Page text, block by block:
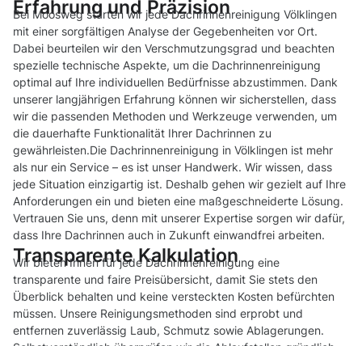
Erfahrung und Präzision
Bei Moosweg starten wir jede Dachrinnenreinigung Völklingen
mit einer sorgfältigen Analyse der Gegebenheiten vor Ort.
Dabei beurteilen wir den Verschmutzungsgrad und beachten
spezielle technische Aspekte, um die Dachrinnenreinigung
optimal auf Ihre individuellen Bedürfnisse abzustimmen. Dank
unserer langjährigen Erfahrung können wir sicherstellen, dass
wir die passenden Methoden und Werkzeuge verwenden, um
die dauerhafte Funktionalität Ihrer Dachrinnen zu
gewährleisten.Die Dachrinnenreinigung in Völklingen ist mehr
als nur ein Service – es ist unser Handwerk. Wir wissen, dass
jede Situation einzigartig ist. Deshalb gehen wir gezielt auf Ihre
Anforderungen ein und bieten eine maßgeschneiderte Lösung.
Vertrauen Sie uns, denn mit unserer Expertise sorgen wir dafür,
dass Ihre Dachrinnen auch in Zukunft einwandfrei arbeiten.
Transparente Kalkulation
Wir bieten Ihnen für jede Dachrinnenreinigung eine
transparente und faire Preisübersicht, damit Sie stets den
Überblick behalten und keine versteckten Kosten befürchten
müssen. Unsere Reinigungsmethoden sind erprobt und
entfernen zuverlässig Laub, Schmutz sowie Ablagerungen.